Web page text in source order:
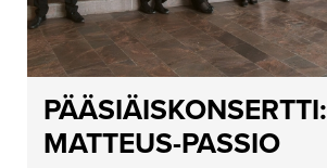
PÄÄSIÄISKONSERTTI:
MATTEUS-PASSIO